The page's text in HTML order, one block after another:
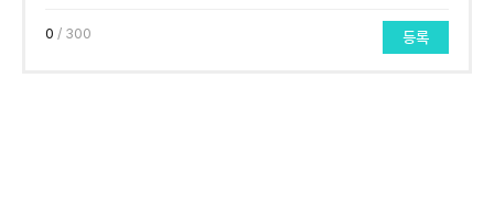
0 / 300 등록